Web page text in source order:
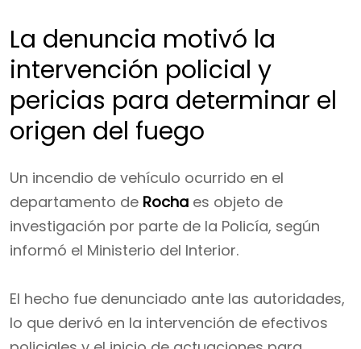
La denuncia motivó la
intervención policial y
pericias para determinar el
origen del fuego
Un incendio de vehículo ocurrido en el
departamento de Rocha es objeto de
investigación por parte de la Policía, según
informó el Ministerio del Interior.
El hecho fue denunciado ante las autoridades,
lo que derivó en la intervención de efectivos